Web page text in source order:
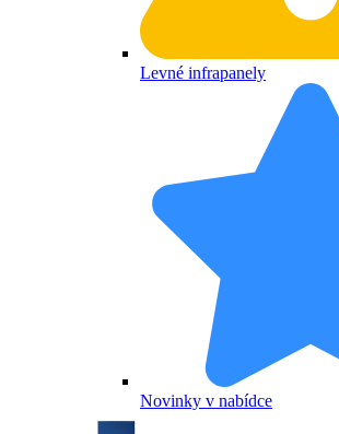
Levné infrapanely
Novinky v nabídce